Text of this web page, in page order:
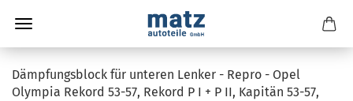
Dämpfungsblock für unteren Lenker - Repro - Opel
Olympia Rekord 53-57, Rekord P I + P II, Kapitän 53-57,